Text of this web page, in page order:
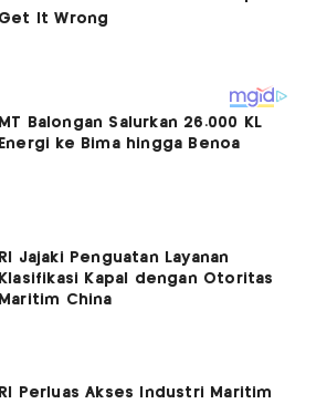
MT Balongan Salurkan 26.000 KL
Energi ke Bima hingga Benoa
RI Jajaki Penguatan Layanan
Klasifikasi Kapal dengan Otoritas
Maritim China
RI Perluas Akses Industri Maritim